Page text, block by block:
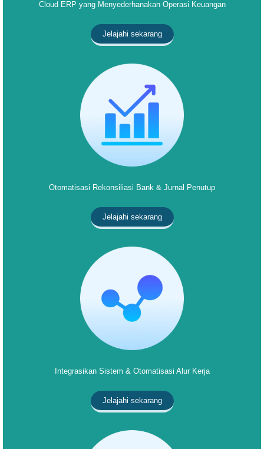
Cloud ERP yang Menyederhanakan Operasi Keuangan
Jelajahi sekarang
Otomatisasi Rekonsiliasi Bank & Jurnal Penutup
Jelajahi sekarang
Integrasikan Sistem & Otomatisasi Alur Kerja
Jelajahi sekarang